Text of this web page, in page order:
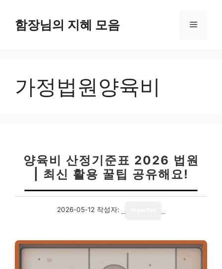
함장님의 지혜 모음 메
가정법원양육비
양육비 산정기준표 2026 법원
| 최신 활용 꿀팁 공유해요!
2026-05-12 작성자: